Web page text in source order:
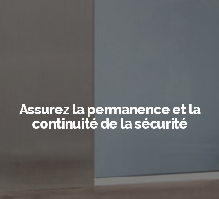
Assurez la permanence et la
continuité de la sécurité